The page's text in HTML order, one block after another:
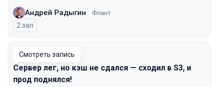
Андрей Радыгин Флант
2 зал
Смотреть запись
Сервер лег, но кэш не сдался — сходил в S3, и
прод поднялся!